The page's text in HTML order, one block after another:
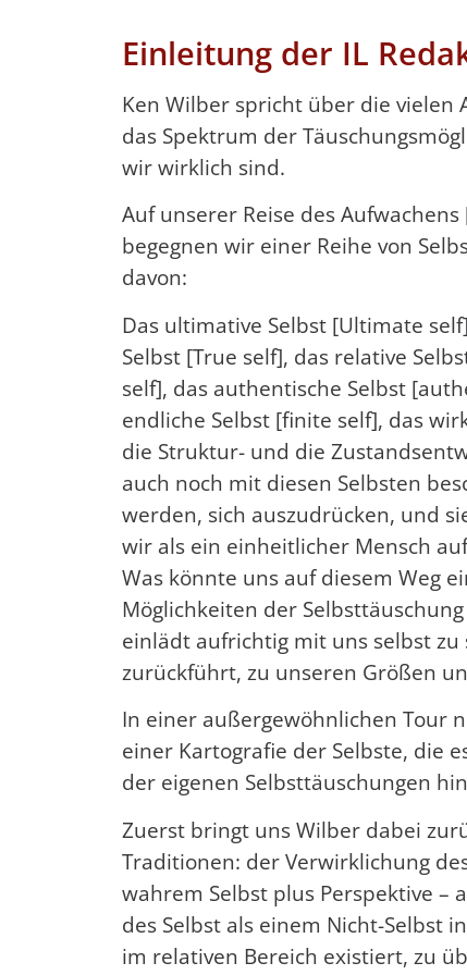
Einleitung der IL
Ken Wilber spricht über die vielen
das Spektrum der
wir wirklich sind.
Auf unserer Reise des
begegnen wir einer Reihe von
davon:
Das ultimative Selbst [Ultimate
Selbst [True self], das relative
self], das authentische Selbst
endliche Selbst [finite self], das
die Struktur- und die
auch noch mit diesen Selbsten
werden, sich auszudrücken, und
wir als ein einheitlicher Mensch
Was könnte uns auf diesem Weg
Möglichkeiten der
einlädt aufrichtig mit uns selbst
zurückführt, zu unseren Größen
In einer außergewöhnlichen Tour
einer Kartografie der Selbste, die
der eigenen Selbsttäuschungen
Zuerst bringt uns Wilber dabei
Traditionen: der Verwirklichung
wahrem Selbst plus Perspektive
des Selbst als einem Nicht-Selbst
im relativen Bereich existiert, zu